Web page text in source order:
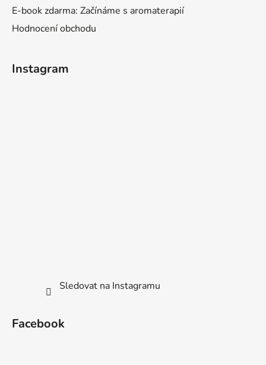
E-book zdarma: Začínáme s aromaterapií
Hodnocení obchodu
Instagram
Sledovat na Instagramu
Facebook